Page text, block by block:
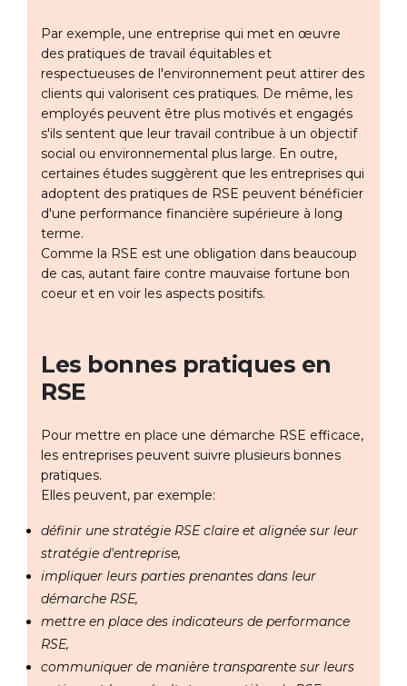
Par exemple, une entreprise qui met en œuvre
des pratiques de travail équitables et
respectueuses de l'environnement peut attirer des
clients qui valorisent ces pratiques. De même, les
employés peuvent être plus motivés et engagés
s'ils sentent que leur travail contribue à un objectif
social ou environnemental plus large. En outre,
certaines études suggèrent que les entreprises qui
adoptent des pratiques de RSE peuvent bénéficier
d'une performance financière supérieure à long
terme.
Comme la RSE est une obligation dans beaucoup
de cas, autant faire contre mauvaise fortune bon
coeur et en voir les aspects positifs.
Les bonnes pratiques en
RSE
Pour mettre en place une démarche RSE efficace,
les entreprises peuvent suivre plusieurs bonnes
pratiques.
Elles peuvent, par exemple:
définir une stratégie RSE claire et alignée sur leur
stratégie d'entreprise,
impliquer leurs parties prenantes dans leur
démarche RSE,
mettre en place des indicateurs de performance
RSE,
communiquer de manière transparente sur leurs